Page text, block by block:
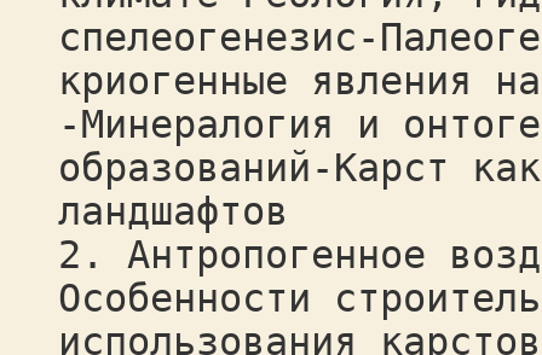
спелеогенезис-
криогенные явления
-Минералогия и
образований-Карст
ландшафтов
2. Антропогенное
Особенности
использования